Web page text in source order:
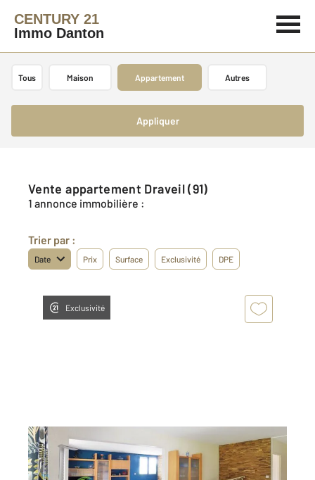
CENTURY 21
Immo Danton
Tous Maison Appartement Autres
Appliquer
Vente appartement Draveil (91)
1 annonce immobilière :
Trier par :
Date Prix Surface Exclusivité DPE
Exclusivité
DRAVEIL 91
144,85 m2, 6 pièces
Ref : 560